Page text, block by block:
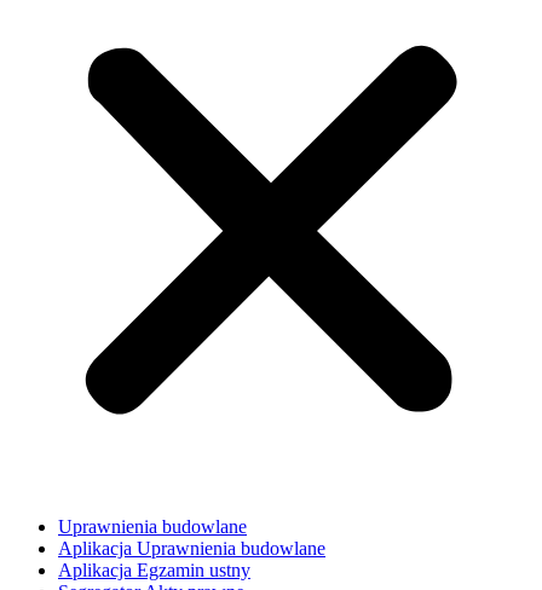
Uprawnienia budowlane
Aplikacja Uprawnienia budowlane
Aplikacja Egzamin ustny